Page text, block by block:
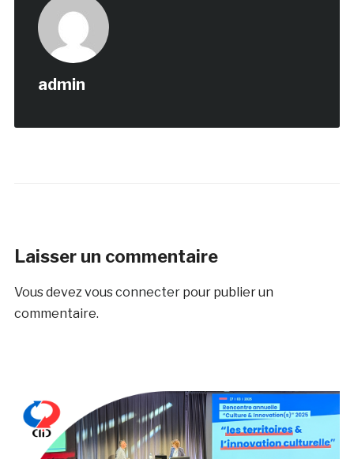
admin
Laisser un commentaire
Vous devezvous connecterpour publier un
commentaire.